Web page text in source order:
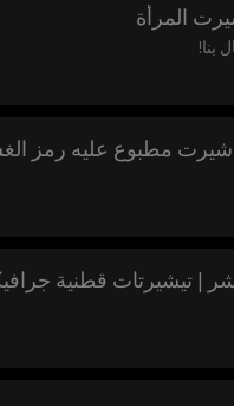
المرأة
بنا!
قطنية